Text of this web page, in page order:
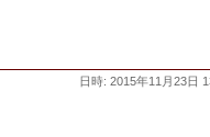
日時: 2015年11月23日